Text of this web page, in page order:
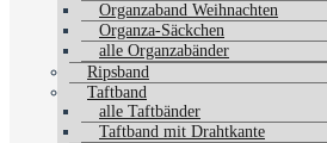
Organzaband Weihnachten
Organza-Säckchen
alle Organzabänder
Ripsband
Taftband
alle Taftbänder
Taftband mit Drahtkante